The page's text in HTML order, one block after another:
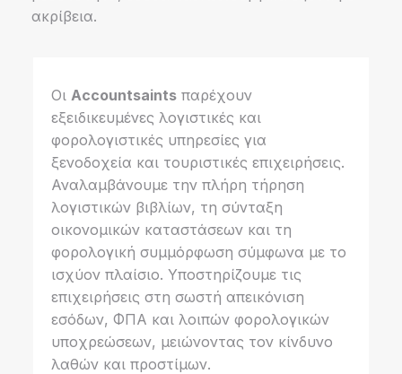
ακρίβεια.
Οι Accountsaints παρέχουν
εξειδικευμένες λογιστικές και
φορολογιστικές υπηρεσίες για
ξενοδοχεία και τουριστικές επιχειρήσεις.
Αναλαμβάνουμε την πλήρη τήρηση
λογιστικών βιβλίων, τη σύνταξη
οικονομικών καταστάσεων και τη
φορολογική συμμόρφωση σύμφωνα με το
ισχύον πλαίσιο. Υποστηρίζουμε τις
επιχειρήσεις στη σωστή απεικόνιση
εσόδων, ΦΠΑ και λοιπών φορολογικών
υποχρεώσεων, μειώνοντας τον κίνδυνο
λαθών και προστίμων.